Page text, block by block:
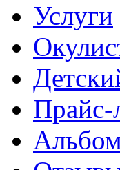
Услуги
Прайс-